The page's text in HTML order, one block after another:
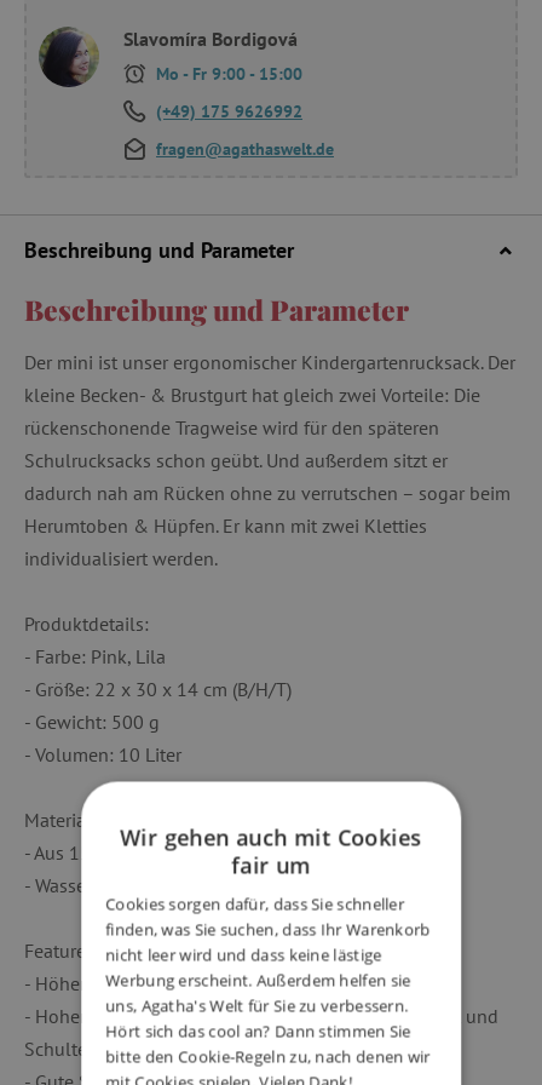
Slavomíra Bordigová
Mo - Fr 9:00 - 15:00
(+49) 175 9626992
fragen@agathaswelt.de
Beschreibung und Parameter
Beschreibung und Parameter
Der mini ist unser ergonomischer Kindergartenrucksack. Der
kleine Becken- & Brustgurt hat gleich zwei Vorteile: Die
rückenschonende Tragweise wird für den späteren
Schulrucksacks schon geübt. Und außerdem sitzt er
dadurch nah am Rücken ohne zu verrutschen – sogar beim
Herumtoben & Hüpfen. Er kann mit zwei Kletties
individualisiert werden.
Produktdetails:
- Farbe: Pink, Lila
- Größe: 22 x 30 x 14 cm (B/H/T)
- Gewicht: 500 g
- Volumen: 10 Liter
Material:
- Aus 15,6 recycelten PET-Flaschen (0,5 l)
- Wasser- und schmutzabweisend
Features:
- Höhenverstellbarer Brustgurt
- Hoher Tragekomfort durch gepolsterten Beckengurt und
Schulterträger
Wir gehen auch mit Cookies
fair um
Cookies sorgen dafür, dass Sie schneller
finden, was Sie suchen, dass Ihr Warenkorb
nicht leer wird und dass keine lästige
Werbung erscheint. Außerdem helfen sie
uns, Agatha's Welt für Sie zu verbessern.
Hört sich das cool an? Dann stimmen Sie
bitte den Cookie-Regeln zu, nach denen wir